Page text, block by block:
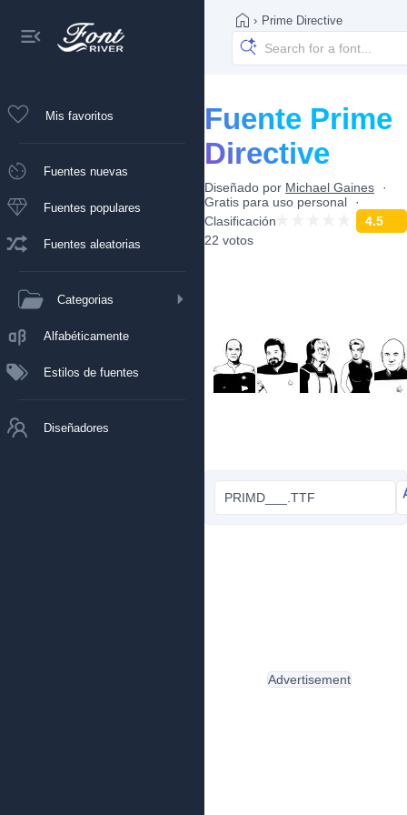
Mis favoritos
Fuentes nuevas
Fuentes populares
Fuentes aleatorias
Categorias
Alfabéticamente
Estilos de fuentes
Diseñadores
› Prime Directive
Fuente Prime
Directive
Diseñado por Michael Gaines
Gratis para uso personal
Clasificación
4.5
22 votos
PRIMD___.TTF
Advertisement